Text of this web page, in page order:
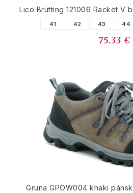
Lico Brütting 121006 Racket V
41 42 43 44
75.33 €
Gruna GPOW004 khaki